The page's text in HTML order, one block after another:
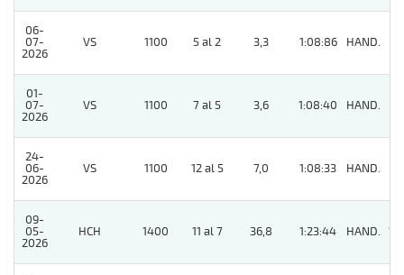
06-
07-
2026
VS 1100 5 al 2 3,3 1:08:86 HAND.
01-
07-
2026
VS 1100 7 al 5 3,6 1:08:40 HAND.
24-
06-
2026
VS 1100 12 al 5 7,0 1:08:33 HAND.
09-
05-
2026
HCH 1400 11 al 7 36,8 1:23:44 HAND. 12